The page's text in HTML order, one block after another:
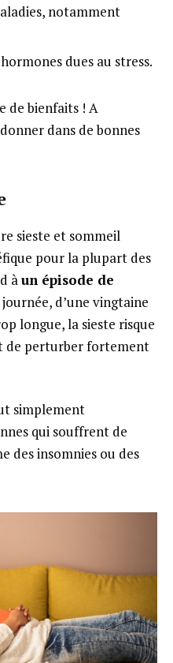
notamment
dues au stress.
de bienfaits ! A
dans de bonnes
sieste et sommeil
pour la plupart des
àun épisode de
d’une vingtaine
longue, la sieste risque
de perturber fortement
simplement
qui souffrent de
des insomnies ou des